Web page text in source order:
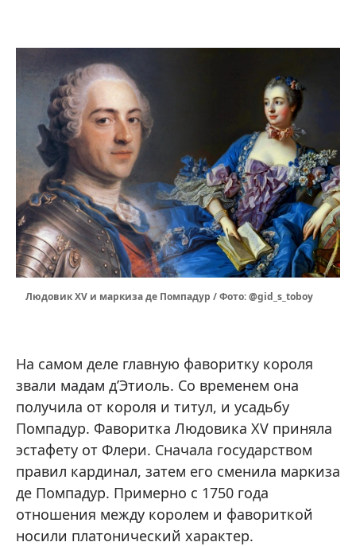
Людовик XV и маркиза де Помпадур / Фото: @gid_s_toboy
На самом деле главную фаворитку короля
звали мадам д’Этиоль. Со временем она
получила от короля и титул, и усадьбу
Помпадур. Фаворитка Людовика XV приняла
эстафету от Флери. Сначала государством
правил кардинал, затем его сменила маркиза
де Помпадур. Примерно с 1750 года
отношения между королем и фавориткой
носили платонический характер.